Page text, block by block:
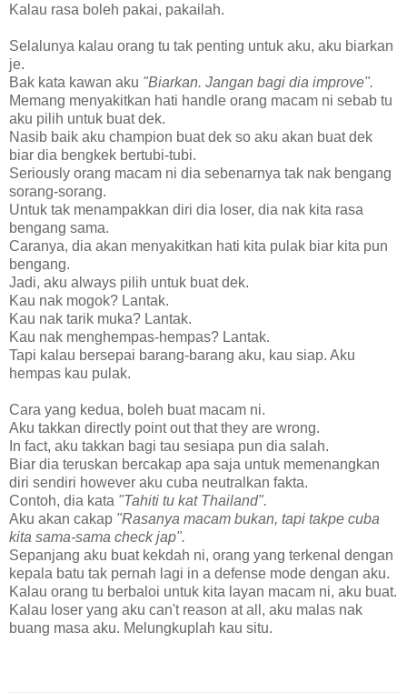
Kalau rasa boleh pakai, pakailah.
Selalunya kalau orang tu tak penting untuk aku, aku biarkan
je.
Bak kata kawan aku "Biarkan. Jangan bagi dia improve".
Memang menyakitkan hati handle orang macam ni sebab tu
aku pilih untuk buat dek.
Nasib baik aku champion buat dek so aku akan buat dek
biar dia bengkek bertubi-tubi.
Seriously orang macam ni dia sebenarnya tak nak bengang
sorang-sorang.
Untuk tak menampakkan diri dia loser, dia nak kita rasa
bengang sama.
Caranya, dia akan menyakitkan hati kita pulak biar kita pun
bengang.
Jadi, aku always pilih untuk buat dek.
Kau nak mogok? Lantak.
Kau nak tarik muka? Lantak.
Kau nak menghempas-hempas? Lantak.
Tapi kalau bersepai barang-barang aku, kau siap. Aku
hempas kau pulak.
Cara yang kedua, boleh buat macam ni.
Aku takkan directly point out that they are wrong.
In fact, aku takkan bagi tau sesiapa pun dia salah.
Biar dia teruskan bercakap apa saja untuk memenangkan
diri sendiri however aku cuba neutralkan fakta.
Contoh, dia kata "Tahiti tu kat Thailand".
Aku akan cakap "Rasanya macam bukan, tapi takpe cuba
kita sama-sama check jap".
Sepanjang aku buat kekdah ni, orang yang terkenal dengan
kepala batu tak pernah lagi in a defense mode dengan aku.
Kalau orang tu berbaloi untuk kita layan macam ni, aku buat.
Kalau loser yang aku can't reason at all, aku malas nak
buang masa aku. Melungkuplah kau situ.